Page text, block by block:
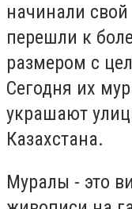
начинали свой
перешли к
размером с
Сегодня их
украшают
Казахстана.
Муралы - это